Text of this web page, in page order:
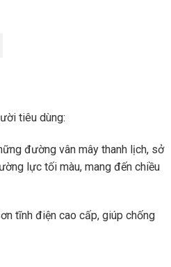
tiêu dùng:
đường vân mây thanh lịch, sở
lực tối màu, mang đến chiều
tĩnh điện cao cấp, giúp chống